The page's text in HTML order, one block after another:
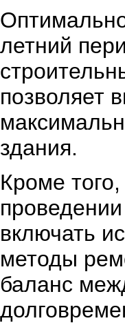
летний
позволяет
здания.
Кроме
включать
методы
баланс